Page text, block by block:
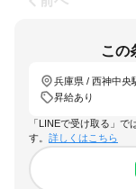
この
兵庫県 / 西神中央
昇給あり
「LINEで受け取る」
す。 詳しくはこちら